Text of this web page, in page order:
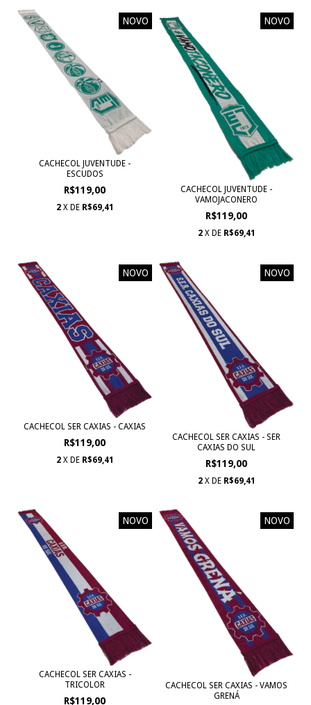
NOVO
CACHECOL JUVENTUDE -
ESCUDOS
R$119,00
2 X DE R$69,41
NOVO
CACHECOL JUVENTUDE -
VAMOJACONERO
R$119,00
2 X DE R$69,41
NOVO
CACHECOL SER CAXIAS - CAXIAS
R$119,00
2 X DE R$69,41
NOVO
CACHECOL SER CAXIAS - SER
CAXIAS DO SUL
R$119,00
2 X DE R$69,41
NOVO
CACHECOL SER CAXIAS -
TRICOLOR
R$119,00
NOVO
CACHECOL SER CAXIAS - VAMOS
GRENÁ